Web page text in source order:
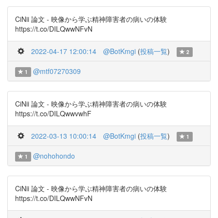
CiNii 論文 - 映像から学ぶ精神障害者の病いの体験
https://t.co/DILQwwNFvN
2022-04-17 12:00:14 @BotKmgi (投稿一覧) 2
1 @mtf07270309
CiNii 論文 - 映像から学ぶ精神障害者の病いの体験
https://t.co/DILQwwvwhF
2022-03-13 10:00:14 @BotKmgi (投稿一覧) 1
1 @nohohondo
CiNii 論文 - 映像から学ぶ精神障害者の病いの体験
https://t.co/DILQwwNFvN